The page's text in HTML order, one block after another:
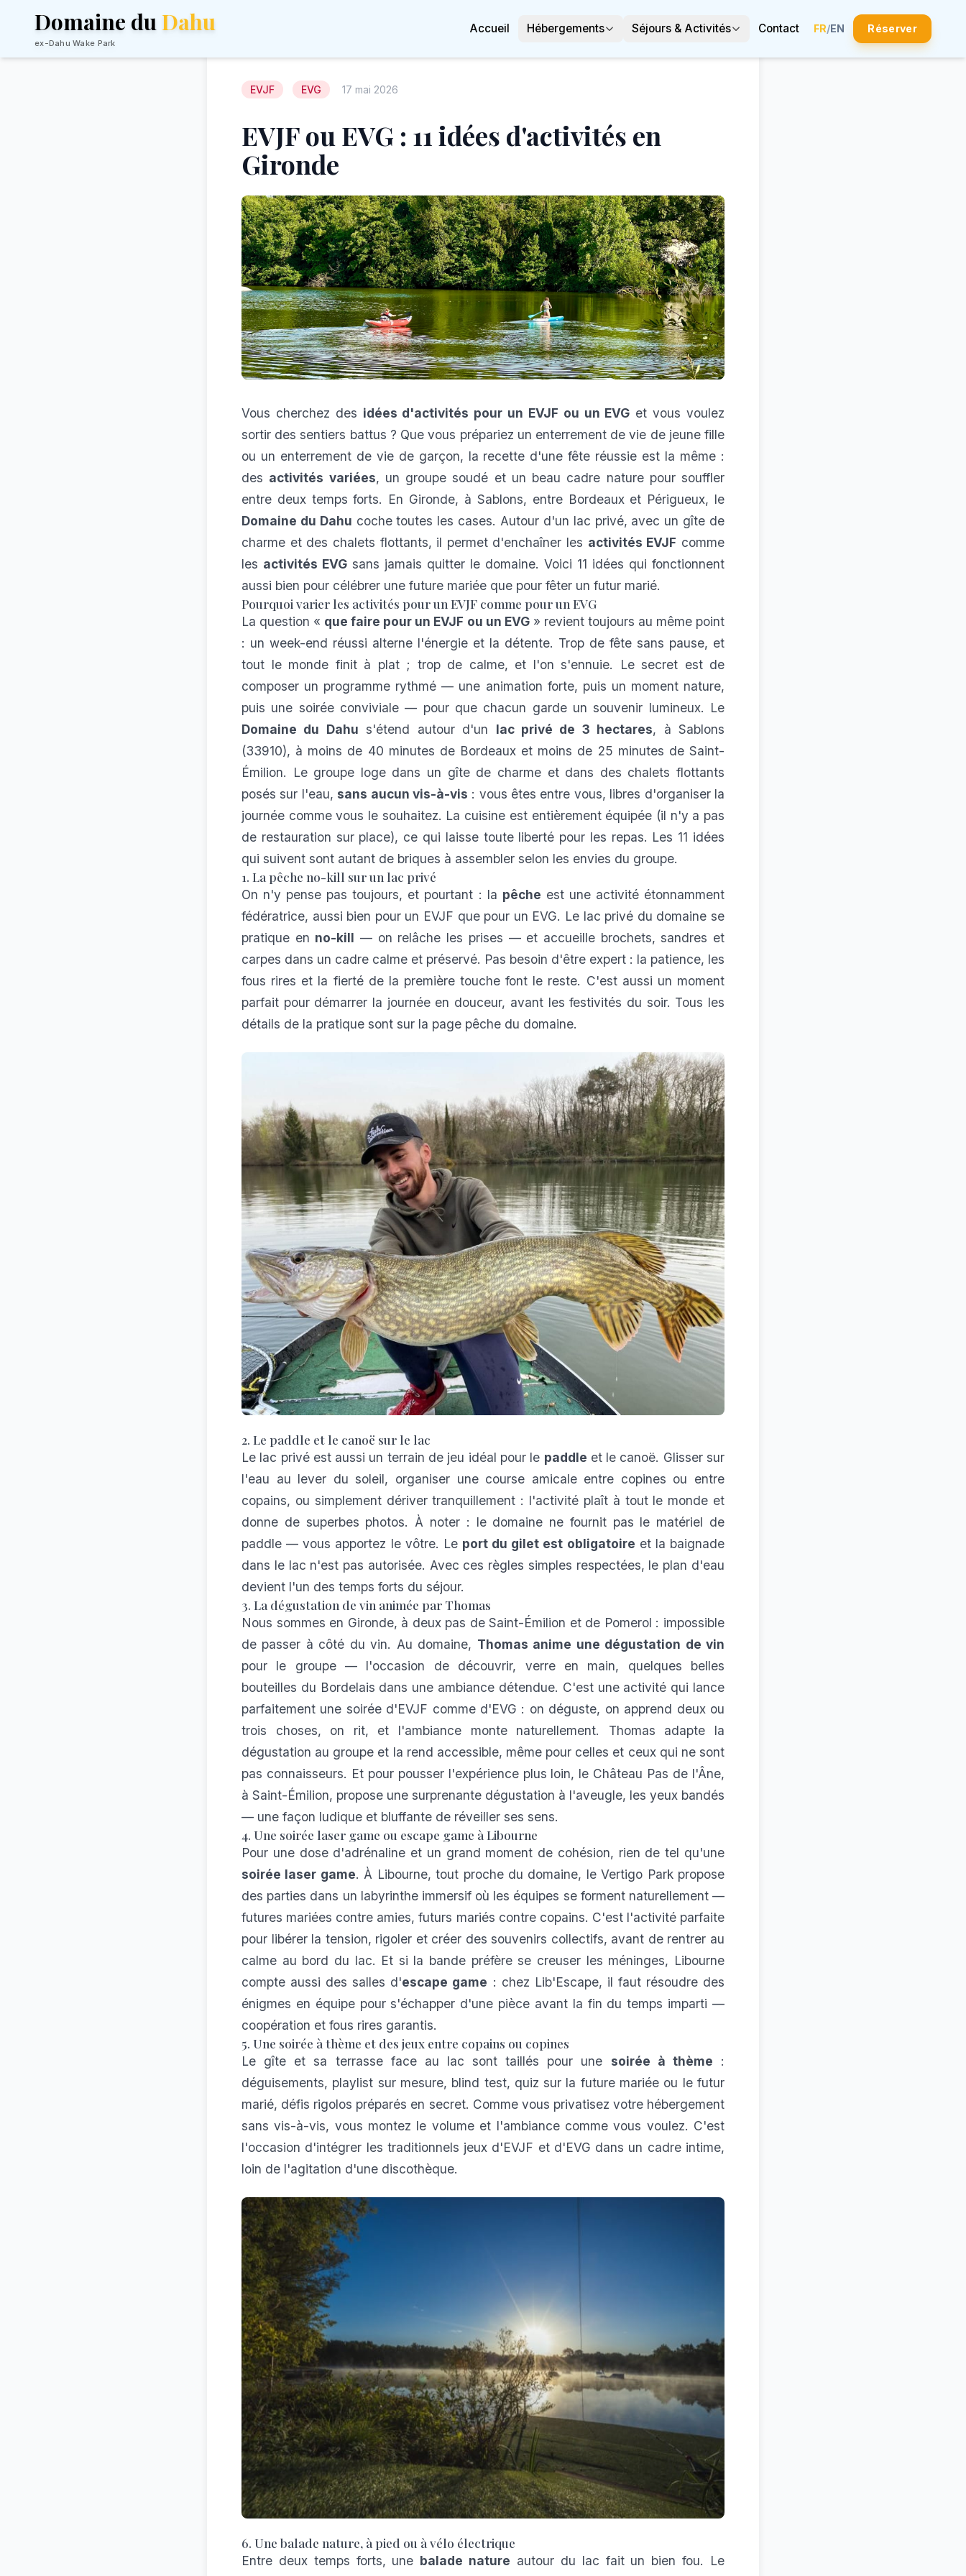
Domaine duDahu
ex-Dahu Wake Park
Accueil Hébergements Séjours & Activités Contact FR/EN Réserver
EVJF EVG 17 mai 2026
EVJF ou EVG : 11 idées d'activités en
Gironde
Vous cherchez des idées d'activités pour un EVJF ou un EVG et vous voulez
sortir des sentiers battus ? Que vous prépariez un enterrement de vie de jeune fille
ou un enterrement de vie de garçon, la recette d'une fête réussie est la même :
des activités variées, un groupe soudé et un beau cadre nature pour souffler
entre deux temps forts. En Gironde, à Sablons, entre Bordeaux et Périgueux, le
Domaine du Dahu coche toutes les cases. Autour d'un lac privé, avec un gîte de
charme et des chalets flottants, il permet d'enchaîner les activités EVJF comme
les activités EVG sans jamais quitter le domaine. Voici 11 idées qui fonctionnent
aussi bien pour célébrer une future mariée que pour fêter un futur marié.
Pourquoi varier les activités pour un EVJF comme pour un EVG
La question « que faire pour un EVJF ou un EVG» revient toujours au même point
: un week-end réussi alterne l'énergie et la détente. Trop de fête sans pause, et
tout le monde finit à plat ; trop de calme, et l'on s'ennuie. Le secret est de
composer un programme rythmé — une animation forte, puis un moment nature,
puis une soirée conviviale — pour que chacun garde un souvenir lumineux. Le
Domaine du Dahu s'étend autour d'un lac privé de 3 hectares, à Sablons
(33910), à moins de 40 minutes de Bordeaux et moins de 25 minutes de Saint-
Émilion. Le groupe loge dans un gîte de charme et dans des chalets flottants
posés sur l'eau, sans aucun vis-à-vis : vous êtes entre vous, libres d'organiser la
journée comme vous le souhaitez. La cuisine est entièrement équipée (il n'y a pas
de restauration sur place), ce qui laisse toute liberté pour les repas. Les 11 idées
qui suivent sont autant de briques à assembler selon les envies du groupe.
1. La pêche no-kill sur un lac privé
On n'y pense pas toujours, et pourtant : la pêche est une activité étonnamment
fédératrice, aussi bien pour un EVJF que pour un EVG. Le lac privé du domaine se
pratique en no-kill — on relâche les prises — et accueille brochets, sandres et
carpes dans un cadre calme et préservé. Pas besoin d'être expert : la patience, les
fous rires et la fierté de la première touche font le reste. C'est aussi un moment
parfait pour démarrer la journée en douceur, avant les festivités du soir. Tous les
détails de la pratique sont sur la page pêche du domaine.
2. Le paddle et le canoë sur le lac
Le lac privé est aussi un terrain de jeu idéal pour le paddle et le canoë. Glisser sur
l'eau au lever du soleil, organiser une course amicale entre copines ou entre
copains, ou simplement dériver tranquillement : l'activité plaît à tout le monde et
donne de superbes photos. À noter : le domaine ne fournit pas le matériel de
paddle — vous apportez le vôtre. Le port du gilet est obligatoire et la baignade
dans le lac n'est pas autorisée. Avec ces règles simples respectées, le plan d'eau
devient l'un des temps forts du séjour.
3. La dégustation de vin animée par Thomas
Nous sommes en Gironde, à deux pas de Saint-Émilion et de Pomerol : impossible
de passer à côté du vin. Au domaine, Thomas anime une dégustation de vin
pour le groupe — l'occasion de découvrir, verre en main, quelques belles
bouteilles du Bordelais dans une ambiance détendue. C'est une activité qui lance
parfaitement une soirée d'EVJF comme d'EVG : on déguste, on apprend deux ou
trois choses, on rit, et l'ambiance monte naturellement. Thomas adapte la
dégustation au groupe et la rend accessible, même pour celles et ceux qui ne sont
pas connaisseurs. Et pour pousser l'expérience plus loin, le Château Pas de l'Âne,
à Saint-Émilion, propose une surprenante dégustation à l'aveugle, les yeux bandés
— une façon ludique et bluffante de réveiller ses sens.
4. Une soirée laser game ou escape game à Libourne
Pour une dose d'adrénaline et un grand moment de cohésion, rien de tel qu'une
soirée laser game. À Libourne, tout proche du domaine, leVertigo Parkpropose
des parties dans un labyrinthe immersif où les équipes se forment naturellement —
futures mariées contre amies, futurs mariés contre copains. C'est l'activité parfaite
pour libérer la tension, rigoler et créer des souvenirs collectifs, avant de rentrer au
calme au bord du lac. Et si la bande préfère se creuser les méninges, Libourne
compte aussi des salles d'escape game : chez Lib'Escape, il faut résoudre des
énigmes en équipe pour s'échapper d'une pièce avant la fin du temps imparti —
coopération et fous rires garantis.
5. Une soirée à thème et des jeux entre copains ou copines
Le gîte et sa terrasse face au lac sont taillés pour une soirée à thème :
déguisements, playlist sur mesure, blind test, quiz sur la future mariée ou le futur
marié, défis rigolos préparés en secret. Comme vous privatisez votre hébergement
sans vis-à-vis, vous montez le volume et l'ambiance comme vous voulez. C'est
l'occasion d'intégrer les traditionnels jeux d'EVJF et d'EVG dans un cadre intime,
loin de l'agitation d'une discothèque.
6. Une balade nature, à pied ou à vélo électrique
Entre deux temps forts, une balade nature autour du lac fait un bien fou. Le